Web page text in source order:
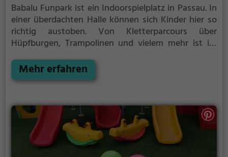
Babalu Funpark ist ein Indoorspielplatz in Passau. In
einer überdachten Halle können sich Kinder hier so
richtig austoben. Von Kletterparcours über
Hüpfburgen, Trampolinen und vielem mehr ist im
Indoorspielplätze bzw. Hallenspielplätze sind ein
tolles Ausflugsziel für schlechtes Wetter, denn in der
extremer Hitze gespielt werden. Babalu Funpark
eignet sich außerdem besonders gut, um einen
Kindergeburtstag zu veranstalten. Auf den
abwechslungsreichen Parcours wird es weder dem
Geburtstagskind, noch den Gästen so schnell
Mehr erfahren